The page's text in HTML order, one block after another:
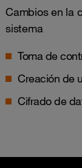
Cambios en la
sistema
Toma de
Creación de
Cifrado de